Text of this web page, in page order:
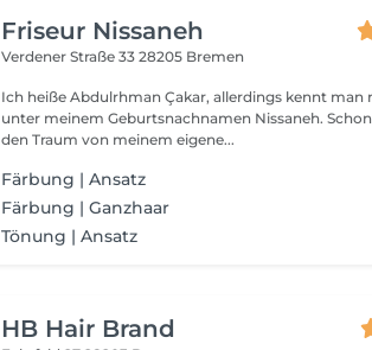
Friseur Nissaneh
Verdener Straße 3328205 Bremen
Ich heiße Abdulrhman Çakar, allerdings kennt man
unter meinem Geburtsnachnamen Nissaneh.
den Traum von meinem eigene...
Färbung | Ansatz
Färbung | Ganzhaar
Tönung | Ansatz
HB Hair Brand